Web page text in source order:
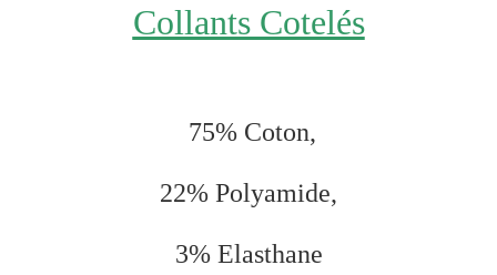
Collants Cotelés
75% Coton,
22% Polyamide,
3% Elasthane